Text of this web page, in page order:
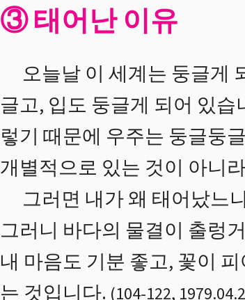
③ 태어난 이유
오늘날 이 세계는 둥글게
글고, 입도 둥글게 되어 있
렇기 때문에 우주는 둥글둥
개별적으로 있는 것이 아니
그러면 내가 왜 태어났느
그러니 바다의 물결이 출렁
내 마음도 기분 좋고, 꽃이
는 것입니다. (104-122,